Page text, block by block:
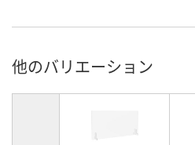
他のバリエーション